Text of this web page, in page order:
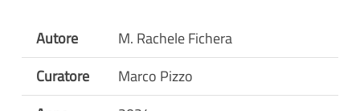
Autore
M. Rachele Fichera
Curatore
Marco Pizzo